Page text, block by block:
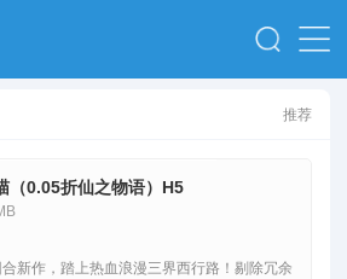
推荐
（0.05折仙之物语）H5
新作，踏上热血浪漫三界西行路！剔除冗余